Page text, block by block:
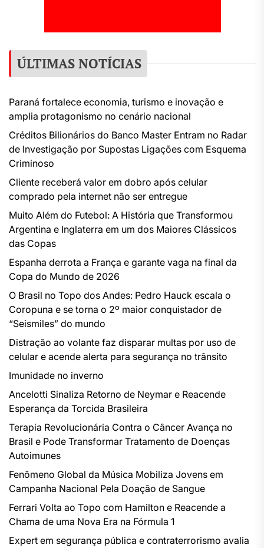
ÚLTIMAS NOTÍCIAS
Paraná fortalece economia, turismo e inovação e
amplia protagonismo no cenário nacional
Créditos Bilionários do Banco Master Entram no Radar
de Investigação por Supostas Ligações com Esquema
Criminoso
Cliente receberá valor em dobro após celular
comprado pela internet não ser entregue
Muito Além do Futebol: A História que Transformou
Argentina e Inglaterra em um dos Maiores Clássicos
das Copas
Espanha derrota a França e garante vaga na final da
Copa do Mundo de 2026
O Brasil no Topo dos Andes: Pedro Hauck escala o
Coropuna e se torna o 2º maior conquistador de
“Seismiles” do mundo
Distração ao volante faz disparar multas por uso de
celular e acende alerta para segurança no trânsito
Imunidade no inverno
Ancelotti Sinaliza Retorno de Neymar e Reacende
Esperança da Torcida Brasileira
Terapia Revolucionária Contra o Câncer Avança no
Brasil e Pode Transformar Tratamento de Doenças
Autoimunes
Fenômeno Global da Música Mobiliza Jovens em
Campanha Nacional Pela Doação de Sangue
Ferrari Volta ao Topo com Hamilton e Reacende a
Chama de uma Nova Era na Fórmula 1
Expert em segurança pública e contraterrorismo avalia